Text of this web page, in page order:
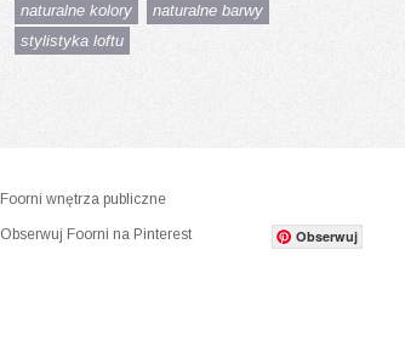
naturalne kolory
naturalne barwy
stylistyka loftu
Foorni wnętrza publiczne
Obserwuj Foorni na Pinterest Obserwuj